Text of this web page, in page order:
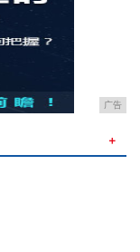
广告
＋